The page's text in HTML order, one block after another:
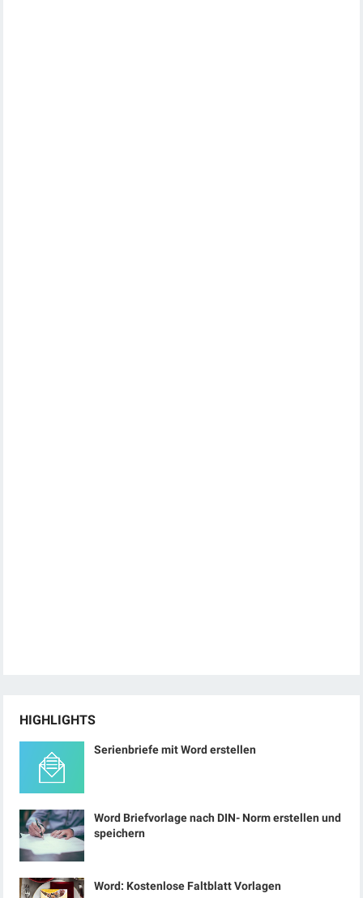
HIGHLIGHTS
Serienbriefe mit Word erstellen
Word Briefvorlage nach DIN- Norm erstellen und
speichern
Word: Kostenlose Faltblatt Vorlagen